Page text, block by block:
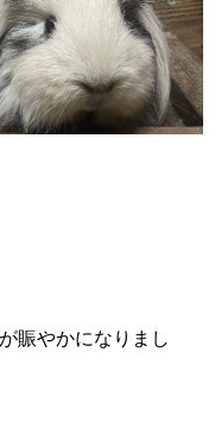
賑やかになりまし